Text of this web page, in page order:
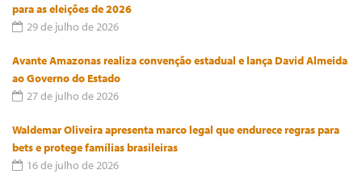
para as eleições de 2026
29 de julho de 2026
Avante Amazonas realiza convenção estadual e lança David Almeida
ao Governo do Estado
27 de julho de 2026
Waldemar Oliveira apresenta marco legal que endurece regras para
bets e protege famílias brasileiras
16 de julho de 2026